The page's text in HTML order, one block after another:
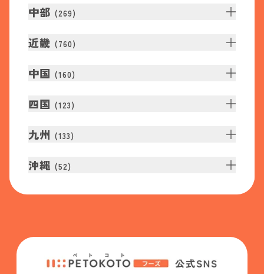
中部 (269)
近畿 (760)
中国 (160)
四国 (123)
九州 (133)
沖縄 (52)